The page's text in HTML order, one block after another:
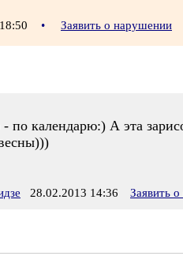
• Заявить о нарушении
по календарю:) А эта
28.02.2013 14:36 Заявить